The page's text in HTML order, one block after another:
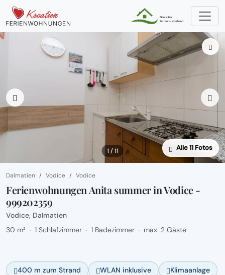
1 / 11 Alle 11 Fotos
Dalmatien Vodice Vodice
Ferienwohnungen Anita summer in Vodice -
999202359
Vodice, Dalmatien
30 m² · 1 Schlafzimmer · 1 Badezimmer · max. 2 Gäste
400 m zum Strand WLAN inklusive
Klimaanlage